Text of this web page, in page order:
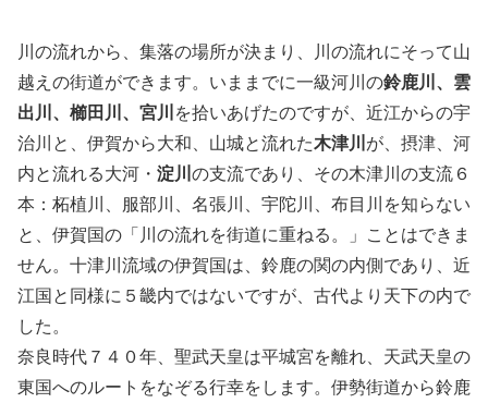
川の流れから、集落の場所が決まり、川の流れにそって山
越えの街道ができます。いままでに一級河川の鈴鹿川、雲
出川、櫛田川、宮川
を拾いあげたのですが、近江からの宇
治川と、伊賀から大和、山城と流れた木津川 が、摂津、河
内と流れる大河・ 淀川 の支流であり、その木津川の支流６
本：柘植川、服部川、名張川、宇陀川、布目川を知らない
と、伊賀国の「川の流れを街道に重ねる。」ことはできま
せん。十津川流域の伊賀国は、鈴鹿の関の内側であり、近
江国と同様に５畿内ではないですが、古代より天下の内で
した。
奈良時代７４０年、聖武天皇は平城宮を離れ、天武天皇の
東国へのルートをなぞる行幸をします。伊勢街道から鈴鹿